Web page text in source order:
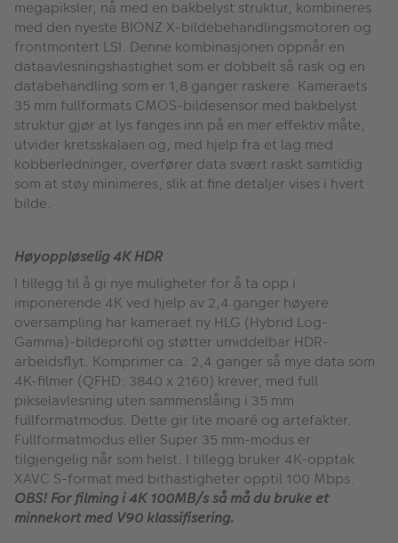
megapiksler, nå med en bakbelyst struktur, kombineres
med den nyeste BIONZ X-bildebehandlingsmotoren og
frontmontert LSI. Denne kombinasjonen oppnår en
dataavlesningshastighet som er dobbelt så rask og en
databehandling som er 1,8 ganger raskere. Kameraets
35 mm fullformats CMOS-bildesensor med bakbelyst
struktur gjør at lys fanges inn på en mer effektiv måte,
utvider kretsskalaen og, med hjelp fra et lag med
kobberledninger, overfører data svært raskt samtidig
som at støy minimeres, slik at fine detaljer vises i hvert
bilde.
Høyoppløselig 4K HDR
I tillegg til å gi nye muligheter for å ta opp i
imponerende 4K ved hjelp av 2,4 ganger høyere
oversampling har kameraet ny HLG (Hybrid Log-
Gamma)-bildeprofil og støtter umiddelbar HDR-
arbeidsflyt. Komprimer ca. 2,4 ganger så mye data som
4K-filmer (QFHD: 3840 x 2160) krever, med full
pikselavlesning uten sammenslåing i 35 mm
fullformatmodus. Dette gir lite moaré og artefakter.
Fullformatmodus eller Super 35 mm-modus er
tilgjengelig når som helst. I tillegg bruker 4K-opptak
XAVC S-format med bithastigheter opptil 100 Mbps.
OBS! For filming i 4K 100MB/s så må du bruke et
minnekort med V90 klassifisering.